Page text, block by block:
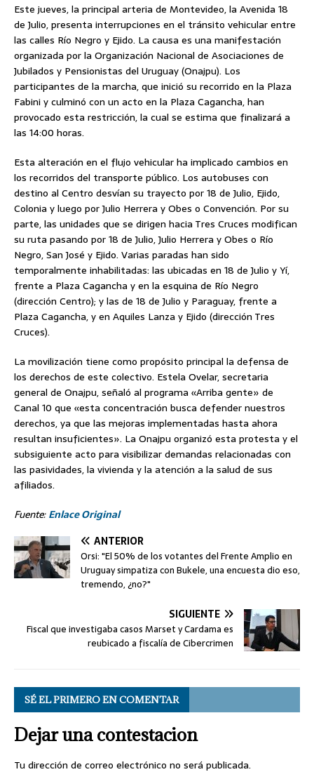
Este jueves, la principal arteria de Montevideo, la Avenida 18
de Julio, presenta interrupciones en el tránsito vehicular entre
las calles Río Negro y Ejido. La causa es una manifestación
organizada por la Organización Nacional de Asociaciones de
Jubilados y Pensionistas del Uruguay (Onajpu). Los
participantes de la marcha, que inició su recorrido en la Plaza
Fabini y culminó con un acto en la Plaza Cagancha, han
provocado esta restricción, la cual se estima que finalizará a
las 14:00 horas.
Esta alteración en el flujo vehicular ha implicado cambios en
los recorridos del transporte público. Los autobuses con
destino al Centro desvían su trayecto por 18 de Julio, Ejido,
Colonia y luego por Julio Herrera y Obes o Convención. Por su
parte, las unidades que se dirigen hacia Tres Cruces modifican
su ruta pasando por 18 de Julio, Julio Herrera y Obes o Río
Negro, San José y Ejido. Varias paradas han sido
temporalmente inhabilitadas: las ubicadas en 18 de Julio y Yí,
frente a Plaza Cagancha y en la esquina de Río Negro
(dirección Centro); y las de 18 de Julio y Paraguay, frente a
Plaza Cagancha, y en Aquiles Lanza y Ejido (dirección Tres
Cruces).
La movilización tiene como propósito principal la defensa de
los derechos de este colectivo. Estela Ovelar, secretaria
general de Onajpu, señaló al programa «Arriba gente» de
Canal 10 que «esta concentración busca defender nuestros
derechos, ya que las mejoras implementadas hasta ahora
resultan insuficientes». La Onajpu organizó esta protesta y el
subsiguiente acto para visibilizar demandas relacionadas con
las pasividades, la vivienda y la atención a la salud de sus
afiliados.
Fuente:Enlace Original
ANTERIOR
Orsi: "El 50% de los votantes del Frente Amplio en
Uruguay simpatiza con Bukele, una encuesta dio eso,
tremendo, ¿no?"
SIGUIENTE
Fiscal que investigaba casos Marset y Cardama es
reubicado a fiscalía de Cibercrimen
SÉ EL PRIMERO EN COMENTAR
Dejar una contestacion
Tu dirección de correo electrónico no será publicada.